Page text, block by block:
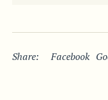
Share: Facebook